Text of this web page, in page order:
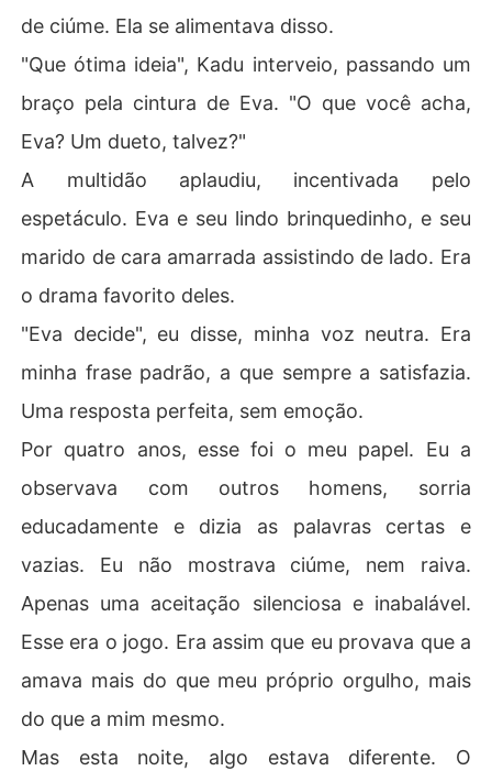
de ciúme. Ela se alimentava disso.
"Que ótima ideia", Kadu interveio, passando um
braço pela cintura de Eva. "O que você acha,
Eva? Um dueto, talvez?"
A multidão aplaudiu, incentivada pelo
espetáculo. Eva e seu lindo brinquedinho, e seu
marido de cara amarrada assistindo de lado. Era
o drama favorito deles.
"Eva decide", eu disse, minha voz neutra. Era
minha frase padrão, a que sempre a satisfazia.
Uma resposta perfeita, sem emoção.
Por quatro anos, esse foi o meu papel. Eu a
observava com outros homens, sorria
educadamente e dizia as palavras certas e
vazias. Eu não mostrava ciúme, nem raiva.
Apenas uma aceitação silenciosa e inabalável.
Esse era o jogo. Era assim que eu provava que a
amava mais do que meu próprio orgulho, mais
do que a mim mesmo.
Mas esta noite, algo estava diferente. O